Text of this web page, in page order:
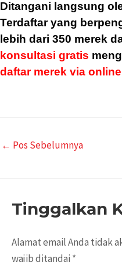
Ditangani langsung
Terdaftaryang
lebih dari 350 merek
konsultasi gratis
daftar merek via online
← Pos Sebelumnya
Tinggalkan
Alamat email Anda tidak
wajib ditandai *